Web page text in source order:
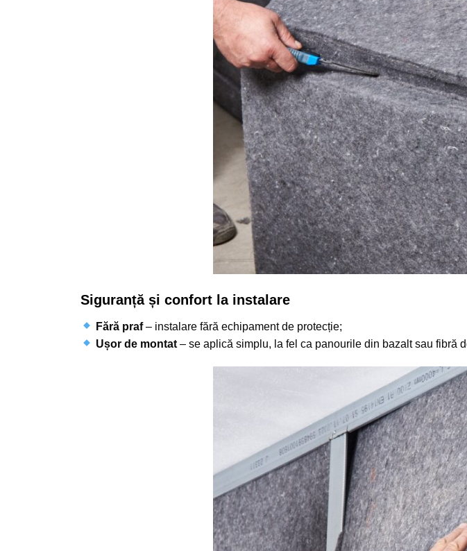
Siguranță și confort la instalare
Fără praf– instalare fără echipament de protecție;
Ușor de montat – se aplică simplu, la fel ca panourile din bazalt sau fibră